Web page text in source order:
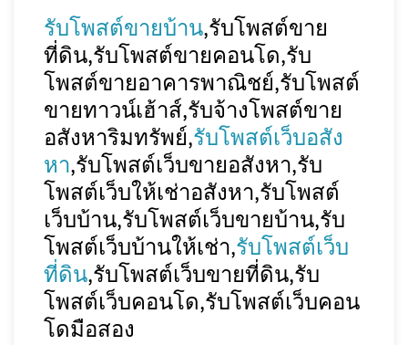
รับโพสต์ขายบ้าน,รับโพสต์ขาย
ที่ดิน,รับโพสต์ขายคอนโด,รับ
โพสต์ขายอาคารพาณิชย์,รับโพสต์
ขายทาวน์เฮ้าส์,รับจ้างโพสต์ขาย
อสังหาริมทรัพย์,รับโพสต์เว็บอสัง
หา,รับโพสต์เว็บขายอสังหา,รับ
โพสต์เว็บให้เช่าอสังหา,รับโพสต์
เว็บบ้าน,รับโพสต์เว็บขายบ้าน,รับ
โพสต์เว็บบ้านให้เช่า,รับโพสต์เว็บ
ที่ดิน,รับโพสต์เว็บขายที่ดิน,รับ
โพสต์เว็บคอนโด,รับโพสต์เว็บคอน
โดมือสอง